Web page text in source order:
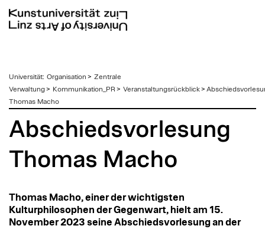
zum
Inhalt
Universität: Organisation > Zentrale
Verwaltung> Kommunikation_PR > Veranstaltungsrückblick>
Thomas Macho
Abschiedsvorlesung
Thomas Macho
Thomas Macho, einer der wichtigsten
Kulturphilosophen der Gegenwart, hielt am 15.
November 2023 seine Abschiedsvorlesung an der